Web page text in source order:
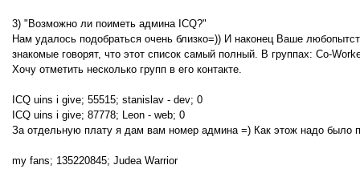
3) "Возможно ли поиметь админа ICQ?"
Нам удалось подобраться очень близко=)) И наконец Ваше
знакомые говорят, что этот список самый полный. В группах: Co-
Хочу отметить несколько групп в его контакте.
ICQ uins i give; 55515; stanislav - dev; 0
ICQ uins i give; 87778; Leon - web; 0
За отдельную плату я дам вам номер админа =) Как этож надо было
my fans; 135220845; Judea Warrior